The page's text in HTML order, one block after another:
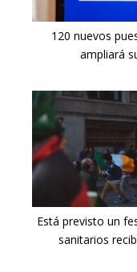
120 nuevos
ampliará
Está previsto un
sanitarios